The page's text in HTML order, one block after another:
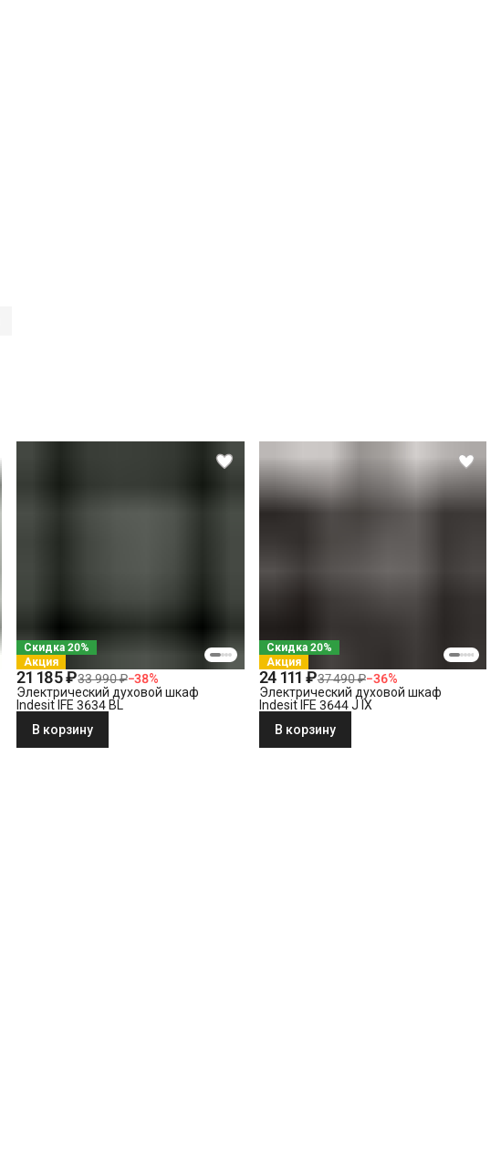
Скидка 20%
Акция
21 185 ₽33 990 ₽−38%
Электрический духовой шкаф
Indesit IFE 3634 BL
В корзину
Скидка 20%
Акция
24 111 ₽37 490 ₽−36%
Электрический духовой шкаф
Indesit IFE 3644 J IX
В корзину